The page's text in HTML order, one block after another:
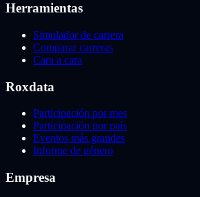
Herramientas
Simulador de carrera
Comparar carreras
Cara a cara
Roxdata
Participación por mes
Participación por país
Eventos más grandes
Informe de género
Empresa